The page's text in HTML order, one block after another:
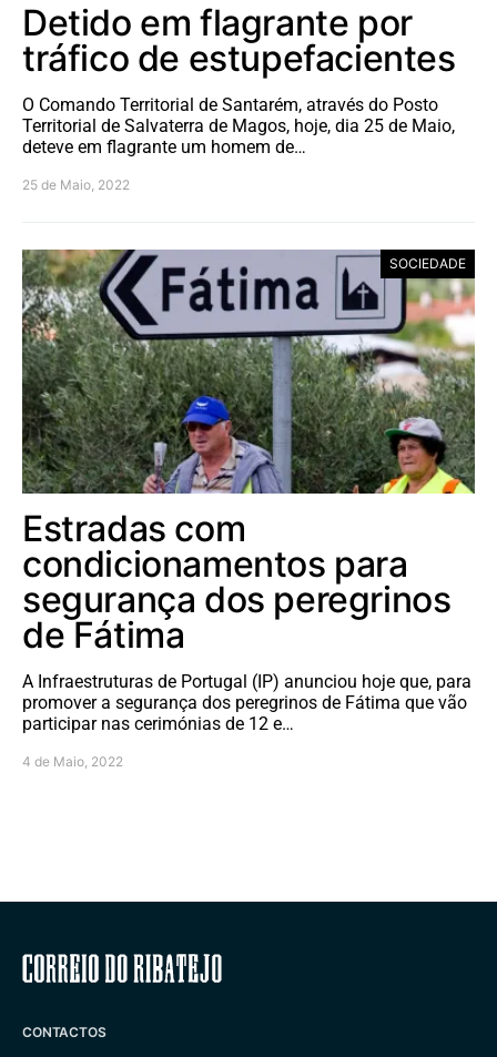
Detido em flagrante por
tráfico de estupefacientes
O Comando Territorial de Santarém, através do Posto
Territorial de Salvaterra de Magos, hoje, dia 25 de Maio,
deteve em flagrante um homem de…
25 de Maio, 2022
SOCIEDADE
Estradas com
condicionamentos para
segurança dos peregrinos
de Fátima
A Infraestruturas de Portugal (IP) anunciou hoje que, para
promover a segurança dos peregrinos de Fátima que vão
participar nas cerimónias de 12 e…
4 de Maio, 2022
Correio do Ribatejo
CONTACTOS